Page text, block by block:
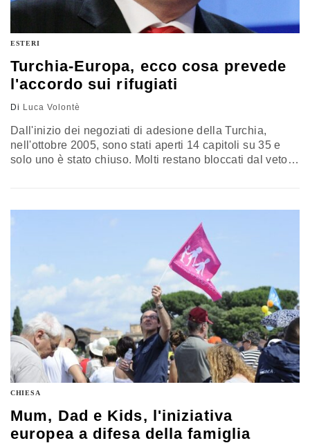
ESTERI
Turchia-Europa, ecco cosa prevede
l'accordo sui rifugiati
Di Luca Volontè
Dall'inizio dei negoziati di adesione della Turchia,
nell'ottobre 2005, sono stati aperti 14 capitoli su 35 e
solo uno è stato chiuso. Molti restano bloccati dal veto
e monetaria, le prime discussioni risalgono al 1963
CHIESA
Mum, Dad e Kids, l'iniziativa
europea a difesa della famiglia